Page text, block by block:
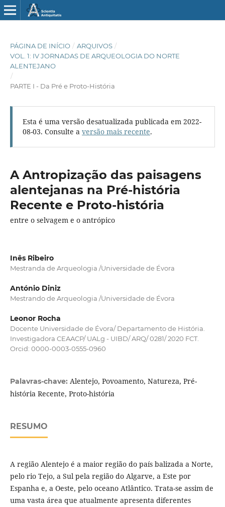
PÁGINA DE INÍCIO / ARQUIVOS /
VOL. 1: IV JORNADAS DE ARQUEOLOGIA DO NORTE
ALENTEJANO
/
PARTE I - Da Pré e Proto-História
Esta é uma versão desatualizada publicada em 2022-
08-03. Consulte a versão mais recente.
A Antropização das paisagens
alentejanas na Pré-história
Recente e Proto-história
entre o selvagem e o antrópico
Inês Ribeiro
Mestranda de Arqueologia /Universidade de Évora
António Diniz
Mestrando de Arqueologia /Universidade de Évora
Leonor Rocha
Docente Universidade de Évora/ Departamento de História.
Investigadora CEAACP/ UALg - UIBD/ ARQ/ 0281/ 2020 FCT.
Orcid: 0000-0003-0555-0960
Palavras-chave: Alentejo, Povoamento, Natureza, Pré-
história Recente, Proto-história
RESUMO
A região Alentejo é a maior região do país balizada a Norte,
pelo rio Tejo, a Sul pela região do Algarve, a Este por
Espanha e, a Oeste, pelo oceano Atlântico. Trata-se assim de
uma vasta área que atualmente apresenta diferentes